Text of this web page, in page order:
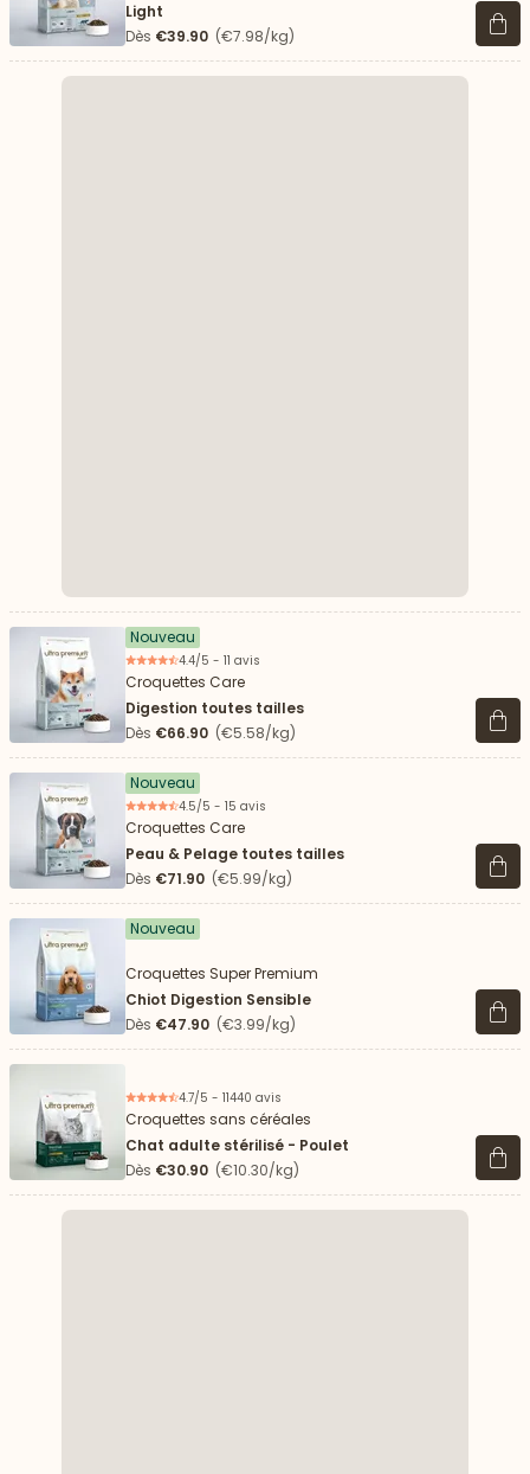
Light
Dès €39.90 (€7.98/kg) Voir
Nouveau
4.4/5 - 11 avis
Croquettes Care
Digestion toutes tailles
Dès €66.90 (€5.58/kg) Voir
Nouveau
4.5/5 - 15 avis
Croquettes Care
Peau & Pelage toutes tailles
Dès €71.90 (€5.99/kg) Voir
Nouveau
Croquettes Super Premium
Chiot Digestion Sensible
Dès €47.90 (€3.99/kg) Voir
4.7/5 - 11440 avis
Croquettes sans céréales
Chat adulte stérilisé - Poulet
Dès €30.90 (€10.30/kg) Voir